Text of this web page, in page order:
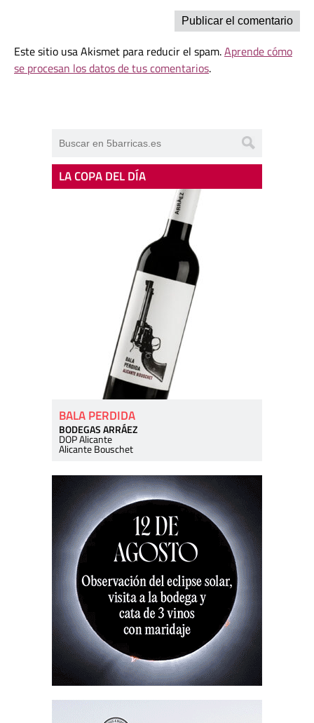
Este sitio usa Akismet para reducir el spam.Aprende cómo
se procesan los datos de tus comentarios.
LA COPA DEL DÍA
BALA PERDIDA
BODEGAS ARRÁEZ
DOP Alicante
Alicante Bouschet